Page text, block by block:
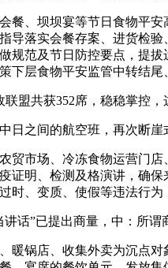
、坝坝宴等节日食物平安
导落实会餐存案、进货检
规范及节日防控要点，提
层食物平安监管中转结尾
共获352席，稳稳掌控，
间的航空班，再次断崖
市场、冷冻食物运营门店
证明、检测及格演讲，确
、变质、使假等违法行为
”已提出商量，中：所谓
锅店、收集外卖为沉点对